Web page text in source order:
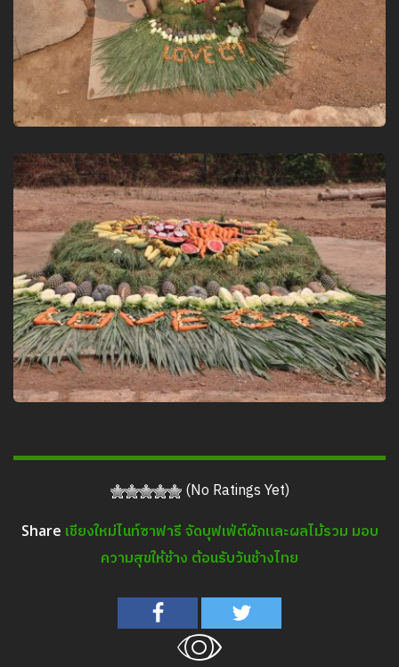
(No Ratings Yet)
Share เชียงใหม่ไนท์ซาฟารี จัดบุฟเฟ่ต์ผักและผลไม้รวม มอบ
ความสุขให้ช้าง ต้อนรับวันช้างไทย